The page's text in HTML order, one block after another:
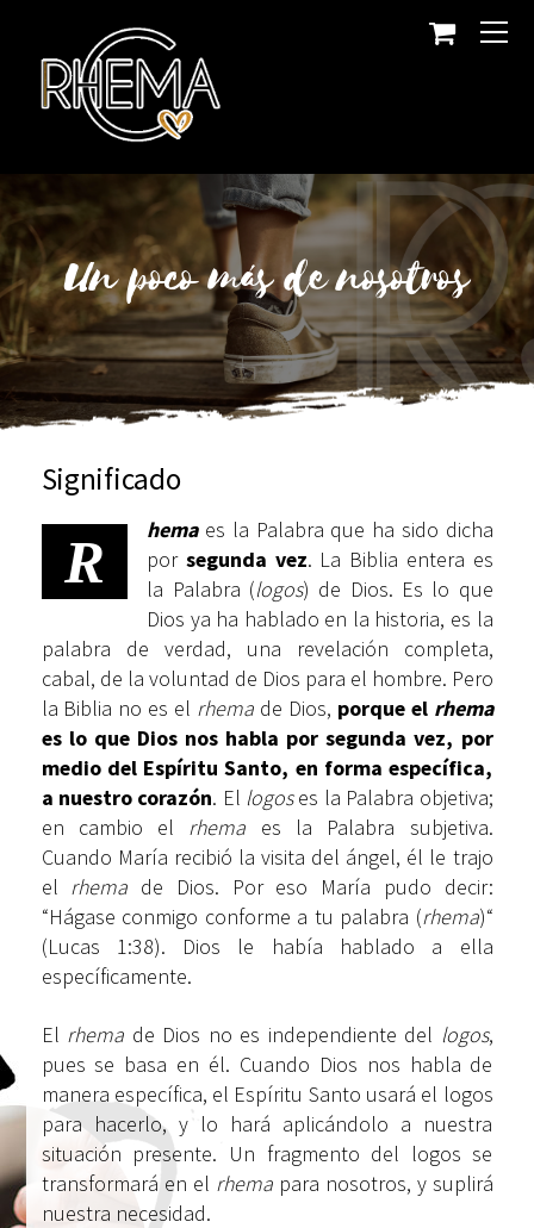
Un poco más de nosotros
Significado
R hemaes la Palabra que ha sido dicha
porsegunda vez. La Biblia entera es
la Palabra (logos) de Dios. Es lo que
Dios ya ha hablado en la historia, es la
palabra de verdad, una revelación completa,
cabal, de la voluntad de Dios para el hombre. Pero
la Biblia no es el rhema de Dios, porque el rhema
es lo que Dios nos habla por segunda vez, por
medio del Espíritu Santo, en forma específica,
a nuestro corazón. El logoses la Palabra objetiva;
en cambio el rhema es la Palabra subjetiva.
Cuando María recibió la visita del ángel, él le trajo
el rhema de Dios. Por eso María pudo decir:
“Hágase conmigo conforme a tu palabra (rhema)“
(Lucas 1:38). Dios le había hablado a ella
específicamente.
El rhema de Dios no es independiente del logos,
pues se basa en él. Cuando Dios nos habla de
manera específica, el Espíritu Santo usará el logos
para hacerlo, y lo hará aplicándolo a nuestra
situación presente. Un fragmento del logos se
transformará en el rhemapara nosotros, y suplirá
nuestra necesidad.